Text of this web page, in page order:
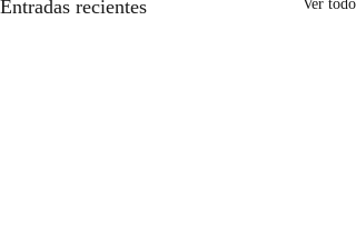
Entradas recientes Ver todo